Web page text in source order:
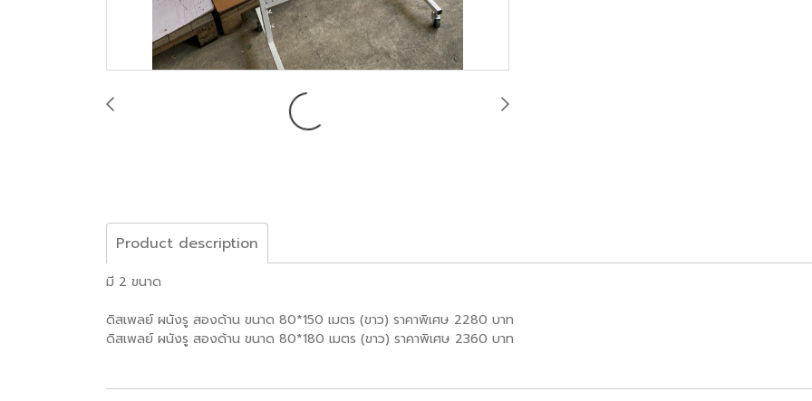
Product description
มี 2 ขนาด
ดิสเพลย์ ผนังรู สองด้าน ขนาด 80*150 เมตร (ขาว) ราคาพิเศษ 2280 บาท
ดิสเพลย์ ผนังรู สองด้าน ขนาด 80*180 เมตร (ขาว) ราคาพิเศษ 2360 บาท